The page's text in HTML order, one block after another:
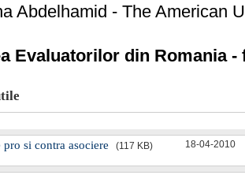
Abdelhamid - The American
Evaluatorilor din Romania
si contra asociere (117 KB) 18-04-2010